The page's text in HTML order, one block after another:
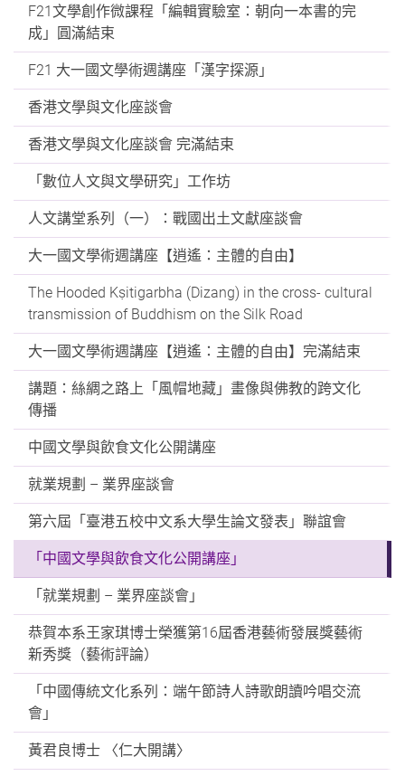
F21文學創作微課程「編輯實驗室：朝向一本書的完
成」圓滿結束
F21 大一國文學術週講座「漢字探源」
香港文學與文化座談會
香港文學與文化座談會 完滿結束
「數位人文與文學研究」工作坊
人文講堂系列（一）：戰國出土文獻座談會
大一國文學術週講座【逍遙：主體的自由】
The Hooded Kṣitigarbha (Dizang) in the cross- cultural
transmission of Buddhism on the Silk Road
大一國文學術週講座【逍遙：主體的自由】完滿結束
講題：絲綢之路上「風帽地藏」畫像與佛教的跨文化
傳播
中國文學與飲食文化公開講座
就業規劃 – 業界座談會
第六屆「臺港五校中文系大學生論文發表」聯誼會
「中國文學與飲食文化公開講座」
「就業規劃 – 業界座談會」
恭賀本系王家琪博士榮獲第16屆香港藝術發展獎藝術
新秀獎（藝術評論）
「中國傳統文化系列：端午節詩人詩歌朗讀吟唱交流
會」
黃君良博士 〈仁大開講〉